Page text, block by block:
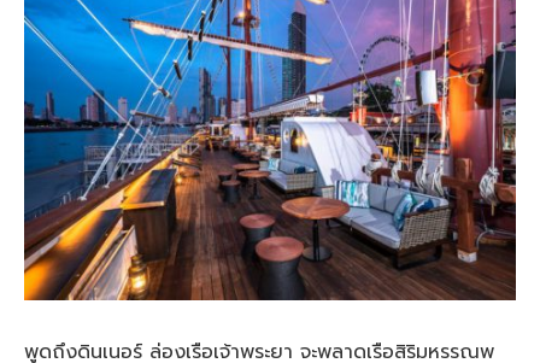
พูดถึงดินเนอร์ ล่องเรือเจ้าพระยา จะพลาดเรือสิริมหรรณพ